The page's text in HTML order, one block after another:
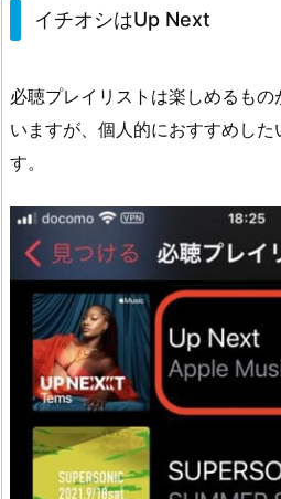
イチオシはUp Next
必聴プレイリストは楽しめるも
いますが、個人的におすすめし
す。